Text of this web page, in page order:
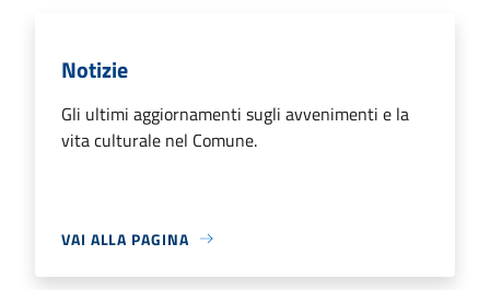
Notizie
Gli ultimi aggiornamenti sugli avvenimenti e la
vita culturale nel Comune.
VAI ALLA PAGINA